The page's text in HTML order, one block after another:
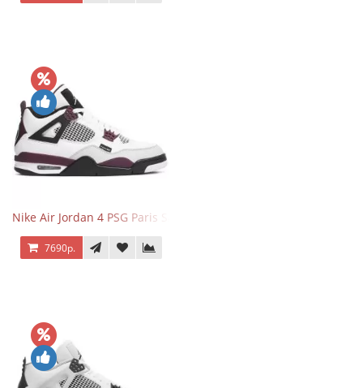
Nike Air Jordan 4 PSG Paris Saint Germain
7690р.